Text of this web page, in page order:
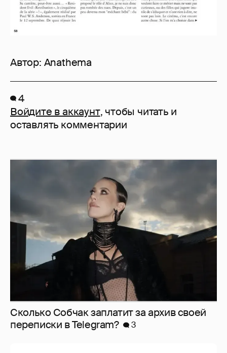
Автор: Anathema
4
Войдите в аккаунт, чтобы читать и
оставлять комментарии
Сколько Собчак заплатит за архив своей
перeписки в Telegram?
3